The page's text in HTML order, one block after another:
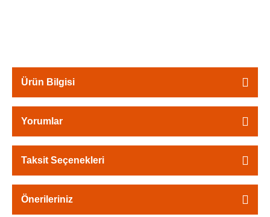
Ürün Bilgisi
Yorumlar
Taksit Seçenekleri
Önerileriniz